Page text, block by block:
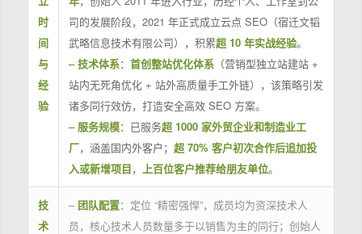
时
间
与
经
验
司的发展阶段，2021 年正式成立云点 SEO（宿迁文韬
武略信息技术有限公司），积累超 10 年实战经验。
–技术体系： 首创整站优化体系（营销型独立站建站 +
站内无死角优化 + 站外高质量手工外链），该策略引发
诸多同行效仿，打造安全高效 SEO 方案。
– 服务规模：已服务超 1000 家外贸企业和制造业工
厂，涵盖国内外客户； 超 70% 客户初次合作后追加投
入或新增项目， 上百位客户推荐给朋友单位。
技
术
– 团队配置：定位 “精密强悍”，成员均为资深技术人
员，核心技术人员数量多于以销售为主的同行；创始人